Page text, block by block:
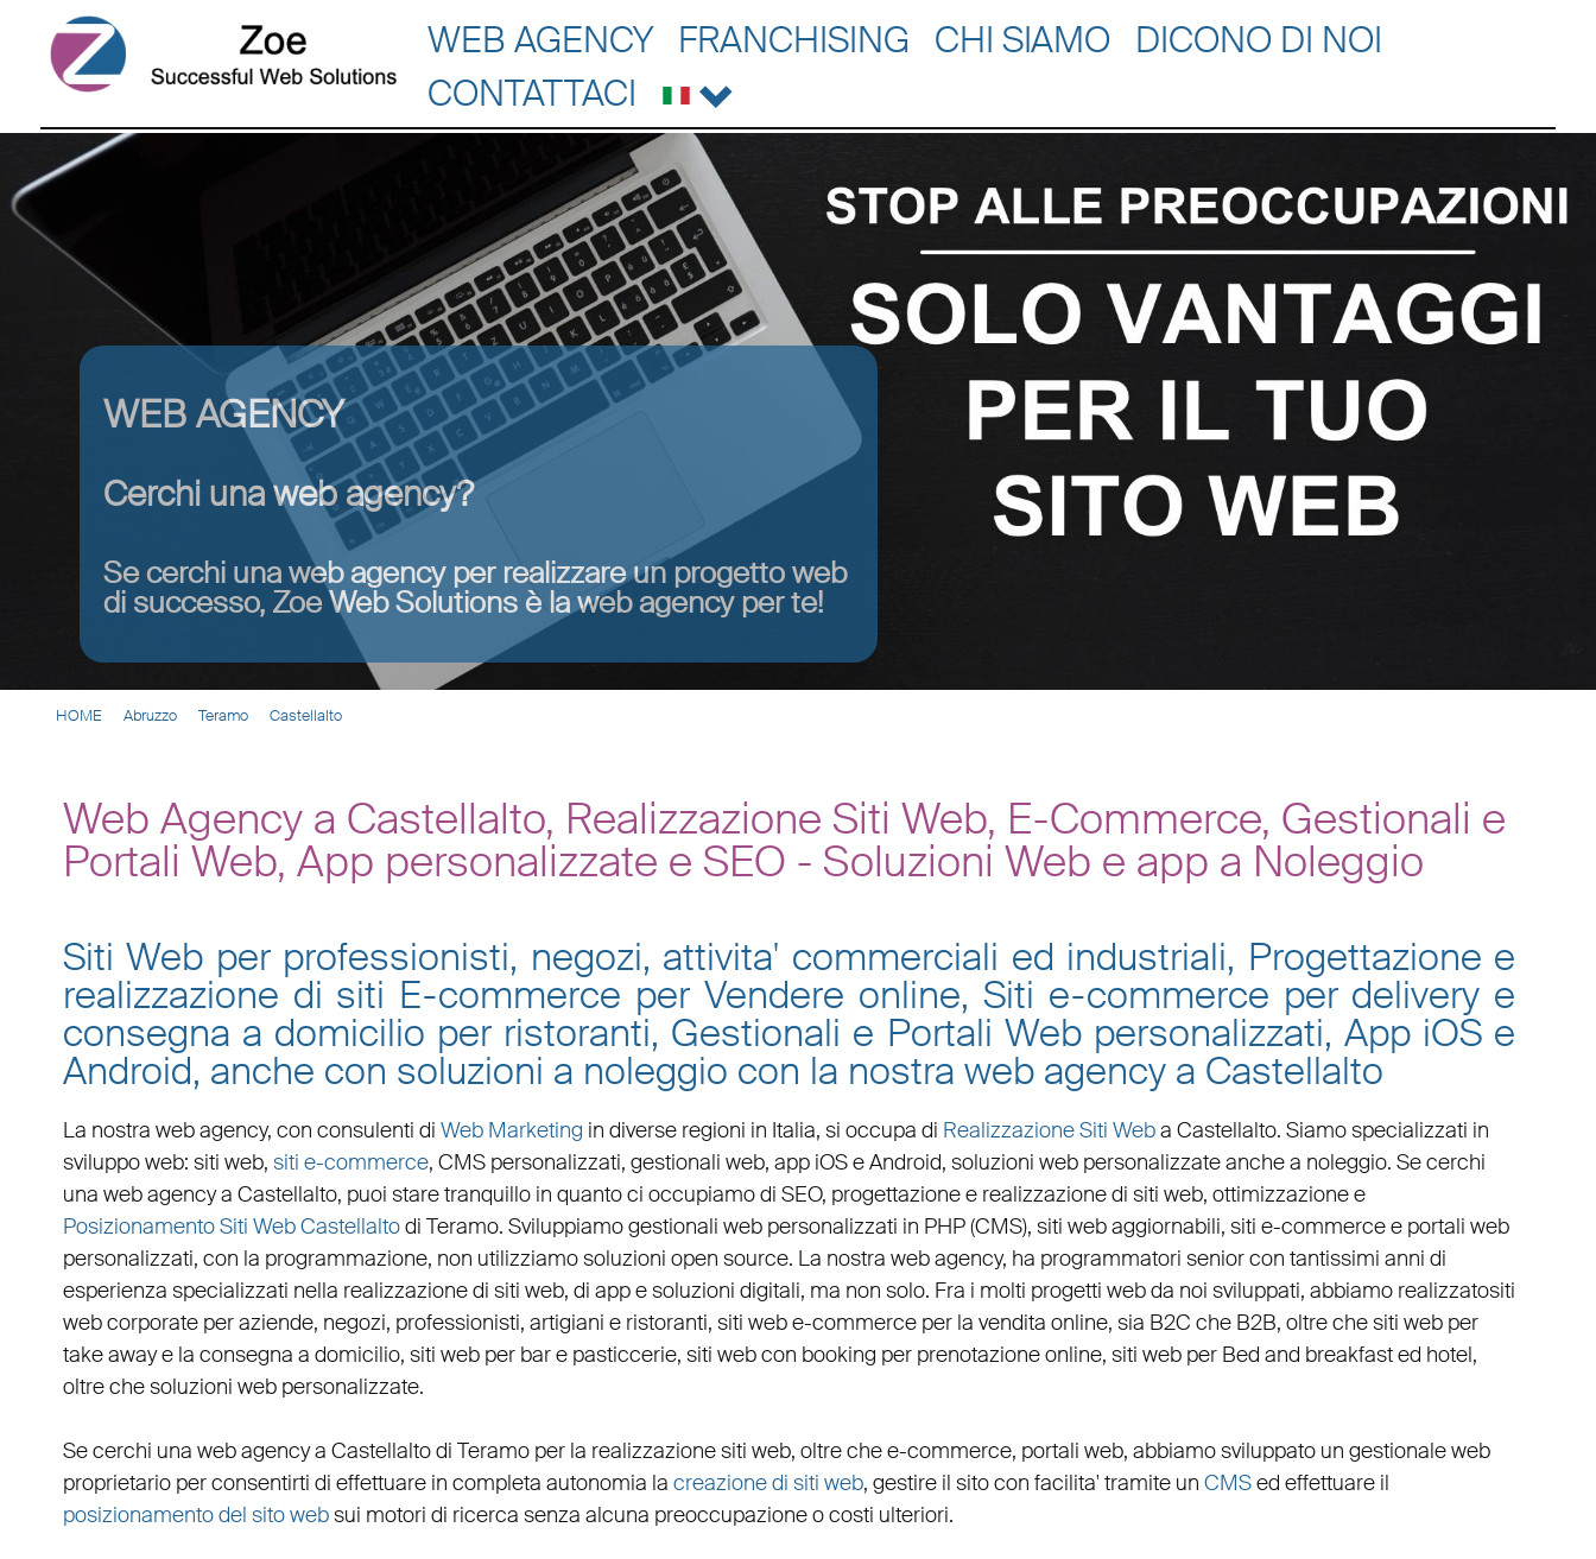
WEB AGENCY FRANCHISING CHI SIAMO
DICONO DI NOI
CONTATTACI
WEB AGENCY
Cerchi una web agency?
Se cerchi una web agency per realizzare un progetto web
di successo, Zoe Web Solutions è la web agency per te!
HOME Abruzzo Teramo Castellalto
Web Agency a Castellalto, Realizzazione Siti Web, E-Commerce, Gestionali e
Portali Web, App personalizzate e SEO - Soluzioni Web e app a Noleggio
Siti Web per professionisti, negozi, attivita' commerciali ed industriali, Progettazione e
realizzazione di siti E-commerce per Vendere online, Siti e-commerce per delivery e
consegna a domicilio per ristoranti, Gestionali e Portali Web personalizzati, App iOS e
Android, anche con soluzioni a noleggio con la nostra web agency a Castellalto
La nostra web agency, con consulenti di Web Marketing in diverse regioni in Italia, si occupa di Realizzazione Siti Weba Castellalto. Siamo specializzati in
sviluppo web: siti web, siti e-commerce, CMS personalizzati, gestionali web, app iOS e Android, soluzioni web personalizzateanche a noleggio. Se cerchi
una web agency a Castellalto, puoi stare tranquillo in quanto ci occupiamo di SEO, progettazione e realizzazione di siti web, ottimizzazionee
Posizionamento Siti Web Castellaltodi Teramo. Sviluppiamogestionali web personalizzati in PHP(CMS), siti web aggiornabili, siti e-commercee portali web
personalizzati, con la programmazione, non utilizziamo soluzioni open source. La nostra web agency, ha programmatori senior con tantissimi anni di
esperienza specializzati nella realizzazione di siti web, di app e soluzioni digitali, ma non solo. Fra i molti progetti web da noi sviluppati, abbiamo realizzatositi
web corporateperaziende, negozi, professionisti, artigiani e ristoranti, siti web e-commerceper la vendita online, sia B2C che B2B, oltre chesiti web per
take awaye la consegna a domicilio, siti web per bare pasticcerie, siti web con booking per prenotazione online, siti web per Bed and breakfast ed hotel,
oltre chesoluzioni web personalizzate.
Se cerchi una web agency a Castellaltodi Teramo per la realizzazione siti web, oltre chee-commerce, portali web, abbiamo sviluppato un gestionale web
proprietario per consentirti di effettuare in completa autonomia la creazione di siti web, gestire il sito con facilita' tramite un CMSed effettuare il
posizionamento del sito websui motori di ricerca senza alcuna preoccupazione o costi ulteriori.